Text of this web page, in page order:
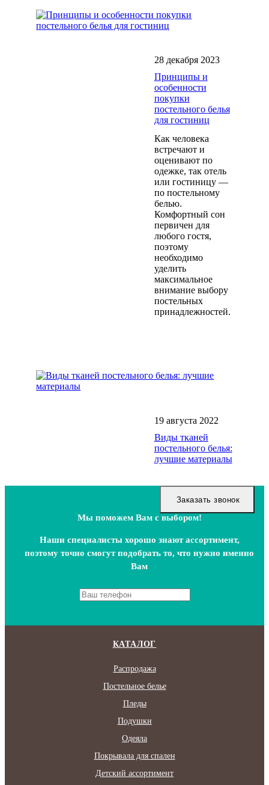
28 декабря 2023
Принципы и
особенности
покупки
постельного белья
для гостиниц
Как человека
встречают и
оценивают по
одежке, так отель
или гостиницу —
по постельному
белью.
Комфортный сон
первичен для
любого гостя,
поэтому
необходимо
уделить
максимальное
внимание выбору
постельных
принадлежностей.
19 августа 2022
Виды тканей
постельного белья:
лучшие материалы
Мы поможем Вам с выбором!
Наши специалисты хорошо знают ассортимент,
поэтому точно смогут подобрать то, что нужно именно
Вам
Заказать звонок
КАТАЛОГ
Распродажа
Постельное белье
Пледы
Подушки
Одеяла
Покрывала для спален
Детский ассортимент